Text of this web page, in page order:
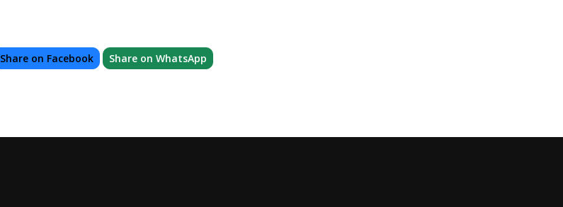
Share on Facebook Share on WhatsApp